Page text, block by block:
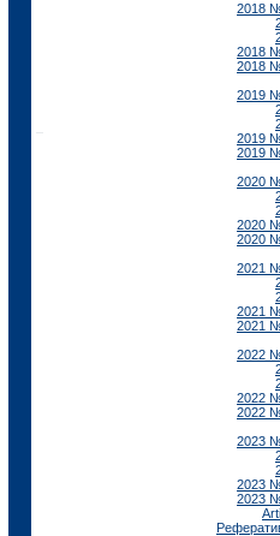
2018
2018
2018
2019
2019
2019
2020
2020
2020
2021
2021
2021
2022
2022
2022
2023
2023
2023